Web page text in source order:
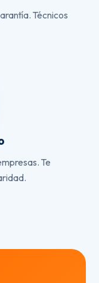
Técnicos
Te